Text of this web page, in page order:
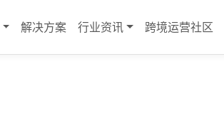
解决方案 行业资讯 跨境运营社区